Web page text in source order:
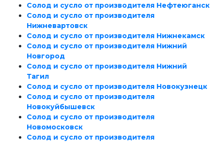
Солод и сусло от производителя Нефтеюганск
Солод и сусло от производителя
Нижневартовск
Солод и сусло от производителя Нижнекамск
Солод и сусло от производителя Нижний
Новгород
Солод и сусло от производителя Нижний
Тагил
Солод и сусло от производителя Новокузнецк
Солод и сусло от производителя
Новокуйбышевск
Солод и сусло от производителя
Новомосковск
Солод и сусло от производителя